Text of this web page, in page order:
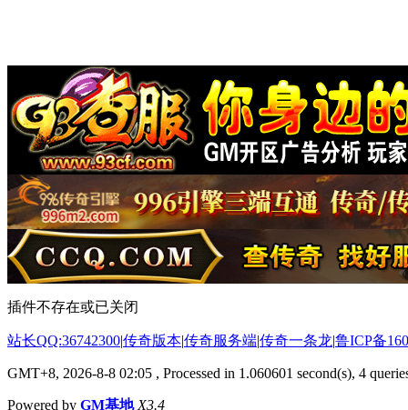
插件不存在或已关闭
站长QQ:36742300|传奇版本|传奇服务端|传奇一条龙|鲁ICP备
GMT+8, 2026-8-8 02:05 , Processed in 1.060601 second(s), 4
Powered by GM基地 X3.4